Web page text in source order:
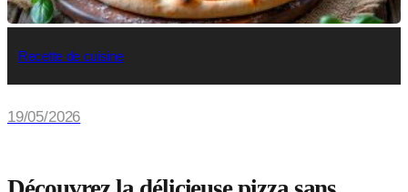
Recette de cuisine
19/05/2026